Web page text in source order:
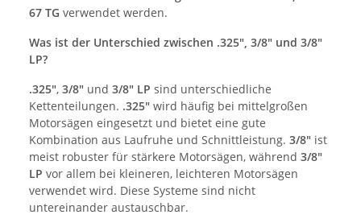
67 TG verwendet werden.
Was ist der Unterschied zwischen .325", 3/8" und 3/8"
LP?
.325", 3/8" und 3/8" LP sind unterschiedliche
Kettenteilungen. .325" wird häufig bei mittelgroßen
Motorsägen eingesetzt und bietet eine gute
Kombination aus Laufruhe und Schnittleistung. 3/8" ist
meist robuster für stärkere Motorsägen, während 3/8"
LP vor allem bei kleineren, leichteren Motorsägen
verwendet wird. Diese Systeme sind nicht
untereinander austauschbar.